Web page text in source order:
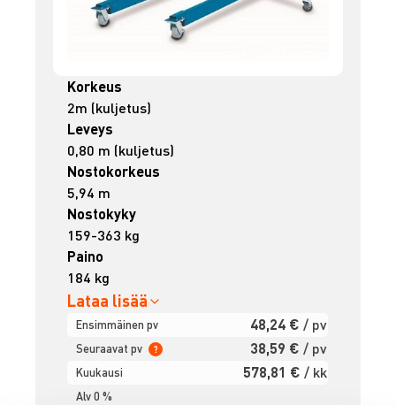
Korkeus
2m (kuljetus)
Leveys
0,80 m (kuljetus)
Nostokorkeus
5,94 m
Nostokyky
159-363 kg
Paino
184 kg
Lataa lisää
Ensimmäinen pv 48,24 € / pv
Seuraavat pv ? 38,59 € / pv
Kuukausi 578,81 € / kk
Alv 0 %